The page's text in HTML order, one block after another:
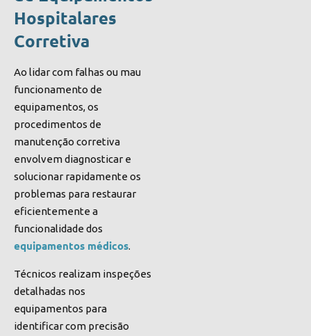
Hospitalares
Corretiva
Ao lidar com falhas ou mau
funcionamento de
equipamentos, os
procedimentos de
manutenção corretiva
envolvem diagnosticar e
solucionar rapidamente os
problemas para restaurar
eficientemente a
funcionalidade dos
equipamentos médicos.
Técnicos realizam inspeções
detalhadas nos
equipamentos para
identificar com precisão